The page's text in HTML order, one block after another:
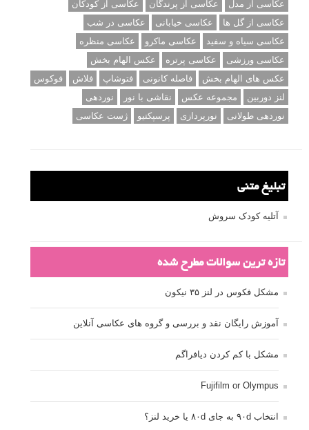
تکنیک عکاسی
خلاقیت در عکاسی
دریچه دیافراگم
دوربین DSLR
دیافراگم رفلکتور سرعت شاتر
عمق میدان
عکاسی
عکاسی آبستره
عکاسی اجسام بی جان
عکاسی از مدل
عکاسی از پرندگان
عکاسی از کودکان
عکاسی از گل ها
عکاسی خیابانی
عکاسی در شب
عکاسی سیاه و سفید
عکاسی ماکرو
عکاسی منظره
عکاسی ورزشی
عکاسی پرتره
عکس الهام بخش
تبلیغ متنی
تازه ترین سوالات مطرح شده
مشکل فکوس در لنز ۳۵ نیکون
آموزش رایگان نقد و بررسی و گروه های عکاسی آنلاین
مشکل با کم کردن دیافراگم